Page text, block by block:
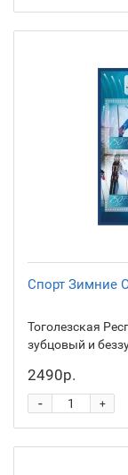
Спорт Зимние
Тоголезская
зубцовый и
2490р.
+
-